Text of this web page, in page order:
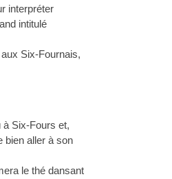
interpréter
intitulé
Six-Fournais,
Six-Fours et,
bien aller à son
le thé dansant